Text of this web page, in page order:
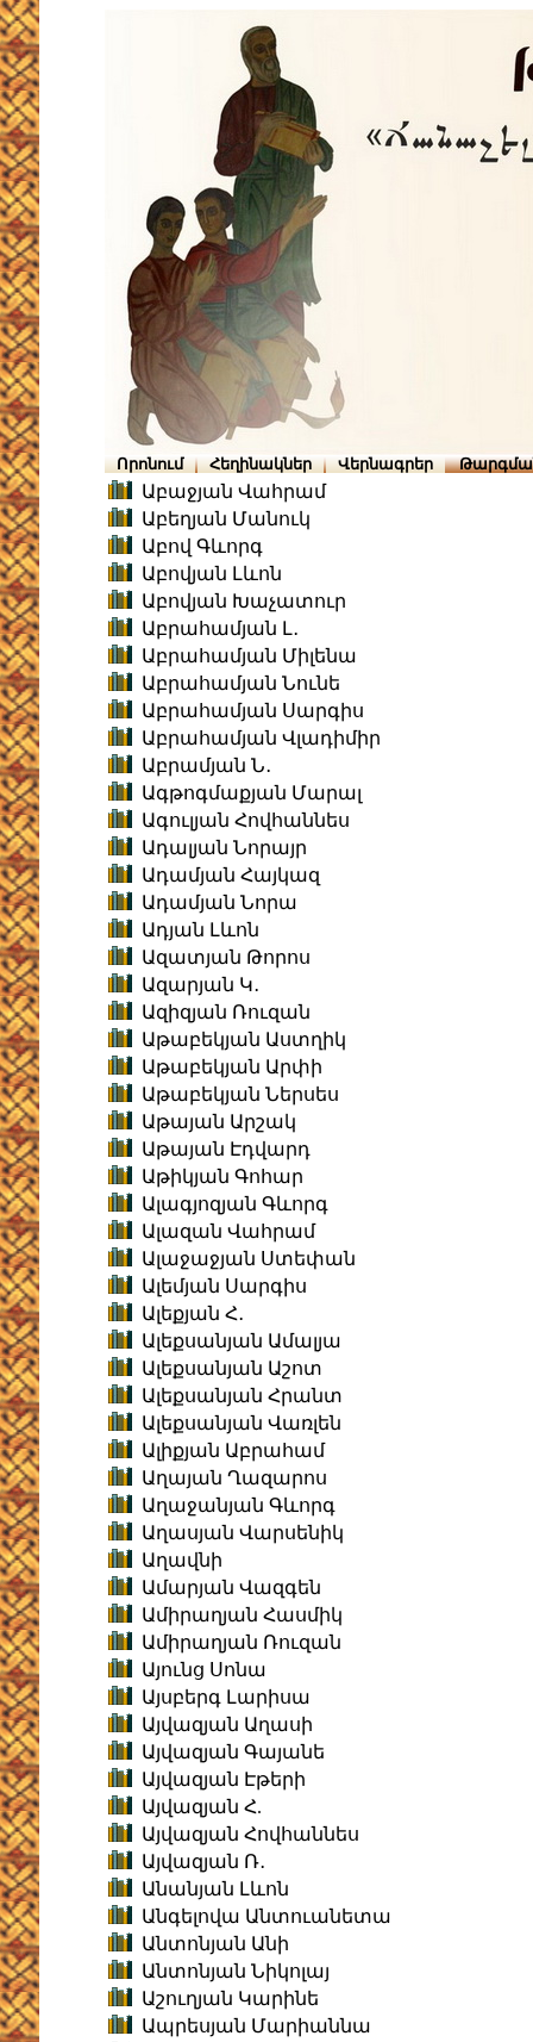
Որոնում Հեղինակներ Վերնագրեր
Աբաջյան Վահրամ
Աբեղյան Մանուկ
Աբով Գևորգ
Աբովյան Լևոն
Աբովյան Խաչատուր
Աբրահամյան Լ․
Աբրահամյան Միլենա
Աբրահամյան Նունե
Աբրահամյան Սարգիս
Աբրահամյան Վլադիմիր
Աբրամյան Ն․
Ագթոգմաքյան Մարալ
Ագուլյան Հովհաննես
Ադալյան Նորայր
Ադամյան Հայկազ
Ադամյան Նորա
Ադյան Լևոն
Ազատյան Թորոս
Ազարյան Կ․
Ազիզյան Ռուզան
Աթաբեկյան Աստղիկ
Աթաբեկյան Արփի
Աթաբեկյան Ներսես
Աթայան Արշակ
Աթայան Էդվարդ
Աթիկյան Գոհար
Ալագյոզյան Գևորգ
Ալազան Վահրամ
Ալաջաջյան Ստեփան
Ալեմյան Սարգիս
Ալեքյան Հ․
Ալեքսանյան Ամալյա
Ալեքսանյան Աշոտ
Ալեքսանյան Հրանտ
Ալեքսանյան Վառլեն
Ալիքյան Աբրահամ
Աղայան Ղազարոս
Աղաջանյան Գևորգ
Աղասյան Վարսենիկ
Աղավնի
Ամարյան Վազգեն
Ամիրաղյան Հասմիկ
Ամիրաղյան Ռուզան
Այունց Սոնա
Այսբերգ Լարիսա
Այվազյան Աղասի
Այվազյան Գայանե
Այվազյան Էթերի
Այվազյան Հ.
Այվազյան Հովհաննես
Այվազյան Ռ․
Անանյան Լևոն
Անգելովա Անտուանետա
Անտոնյան Անի
Անտոնյան Նիկոլայ
Աշուղյան Կարինե
Ապրեսյան Մարիաննա